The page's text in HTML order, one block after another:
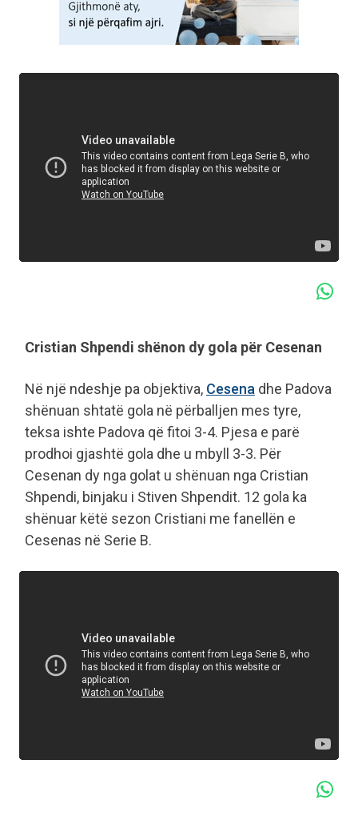
Cristian Shpendi shënon dy gola për Cesenan
Në një ndeshje pa objektiva, Cesena dhe Padova
shënuan shtatë gola në përballjen mes tyre,
teksa ishte Padova që fitoi 3-4. Pjesa e parë
prodhoi gjashtë gola dhe u mbyll 3-3. Për
Cesenan dy nga golat u shënuan nga Cristian
Shpendi, binjaku i Stiven Shpendit. 12 gola ka
shënuar këtë sezon Cristiani me fanellën e
Cesenas në Serie B.